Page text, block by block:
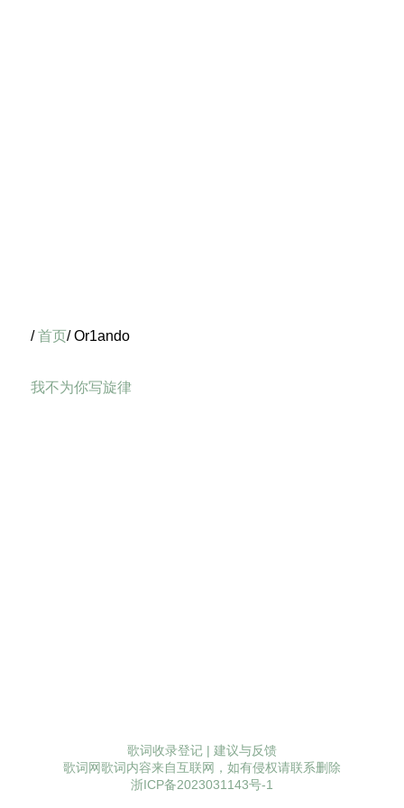
/首页/ Or1ando
我不为你写旋律
歌词收录登记 | 建议与反馈
歌词网歌词内容来自互联网，如有侵权请联系删除
浙ICP备2023031143号-1